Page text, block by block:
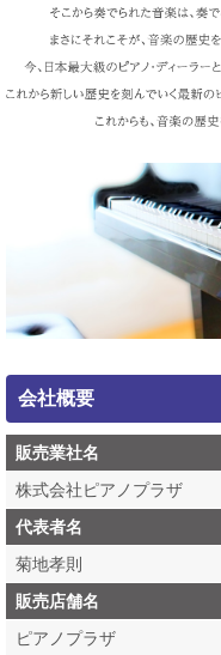
会社概要
販売業社名
株式会社ピアノプラザ
代表者名
菊地孝則
販売店舗名
ピアノプラザ